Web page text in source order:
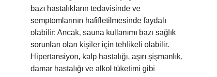
bazı hastalıkların tedavisinde ve
semptomlarının hafifletilmesinde faydalı
olabilir: Ancak, sauna kullanımı bazı sağlık
sorunları olan kişiler için tehlikeli olabilir.
Hipertansiyon, kalp hastalığı, aşırı şişmanlık,
damar hastalığı ve alkol tüketimi gibi